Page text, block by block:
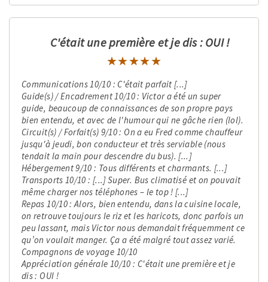
C'était une première et je dis : OUI !
★★★★★
★★★★★
Communications 10/10 : C'était parfait [...]
Guide(s) / Encadrement 10/10 : Victor a été un super
guide, beaucoup de connaissances de son propre pays
bien entendu, et avec de l'humour qui ne gâche rien (lol).
Circuit(s) / Forfait(s) 9/10 : On a eu Fred comme chauffeur
jusqu'à jeudi, bon conducteur et très serviable (nous
tendait la main pour descendre du bus). [...]
Hébergement 9/10 : Tous différents et charmants. [...]
Transports 10/10 : [...] Super. Bus climatisé et on pouvait
même charger nos téléphones – le top ! [...]
Repas 10/10 : Alors, bien entendu, dans la cuisine locale,
on retrouve toujours le riz et les haricots, donc parfois un
peu lassant, mais Victor nous demandait fréquemment ce
qu’on voulait manger. Ça a été malgré tout assez varié.
Compagnons de voyage 10/10
Appréciation générale 10/10 : C'était une première et je
dis : OUI !